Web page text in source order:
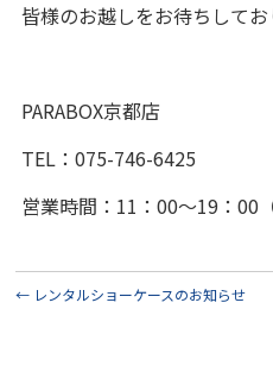
皆様のお越しをお待ちしてお
PARABOX京都店
TEL：075-746-6425
営業時間：11：00～19：00
← レンタルショーケースのお知らせ